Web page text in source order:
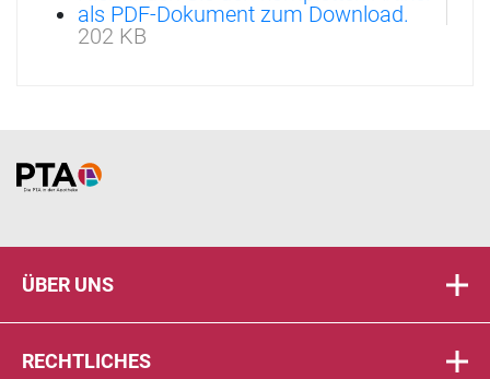
als PDF-Dokument zum Download.
202 KB
Home
ÜBER UNS
RECHTLICHES